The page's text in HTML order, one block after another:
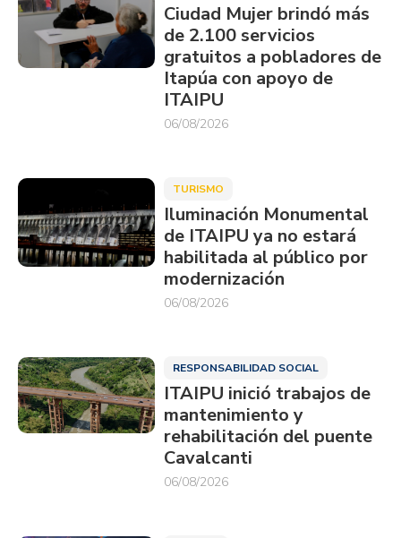
Ciudad Mujer brindó más
de 2.100 servicios
gratuitos a pobladores de
Itapúa con apoyo de
ITAIPU
06/08/2026
TURISMO
Iluminación Monumental
de ITAIPU ya no estará
habilitada al público por
modernización
06/08/2026
RESPONSABILIDAD SOCIAL
ITAIPU inició trabajos de
mantenimiento y
rehabilitación del puente
Cavalcanti
06/08/2026